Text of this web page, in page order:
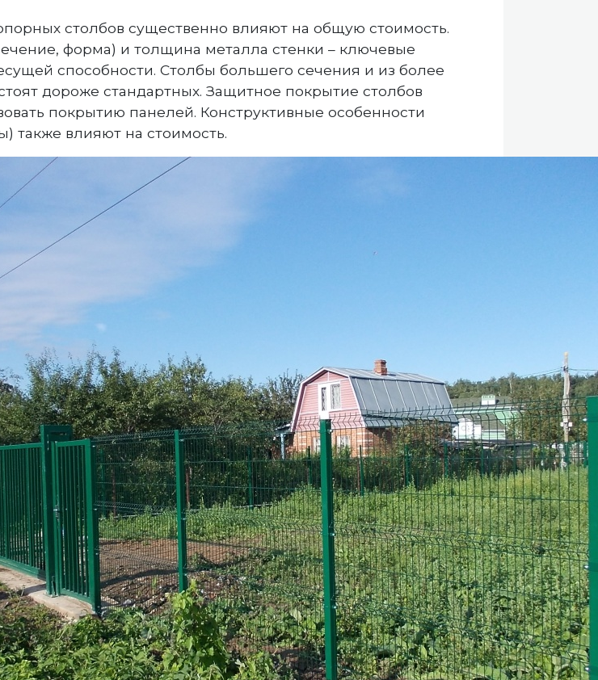
столбов существенно влияют на общую стоимость.
форма) и толщина металла стенки – ключевые
способности. Столбы большего сечения и из более
дороже стандартных. Защитное покрытие столбов
покрытию панелей. Конструктивные особенности
также влияют на стоимость.